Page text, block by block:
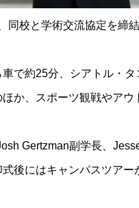
校と学術交流協定を締
で約25分、シアトル・
か、スポーツ観戦やア
Gertzman副学長、
後にはキャンパスツア